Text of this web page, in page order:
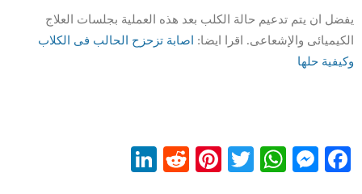
يفضل ان يتم تدعيم حالة الكلب بعد هذه العملية بجلسات العلاج
الكيميائى والإشعاعى. اقرا ايضا:
اصابة تزحزح الحالب فى الكلاب
وكيفية حلها
Facebook
Messenger
WhatsApp
Twitter
Pinterest
Reddit